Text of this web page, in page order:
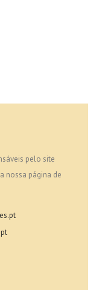
pelo site
nossa página de